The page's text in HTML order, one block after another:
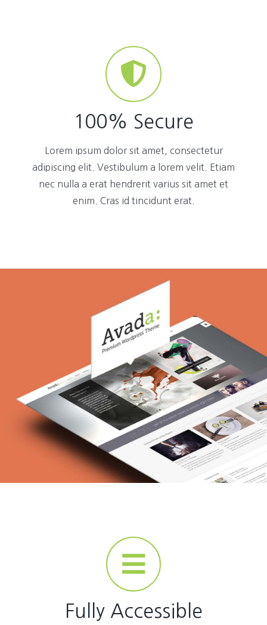
100% Secure
Lorem ipsum dolor sit amet, consectetur
adipiscing elit. Vestibulum a lorem velit. Etiam
nec nulla a erat hendrerit varius sit amet et
enim. Cras id tincidunt erat.
Fully Accessible